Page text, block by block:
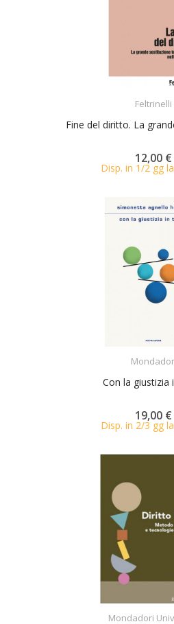
Feltrinelli
Fine del diritto. La
12,00 €
Disp. in 1/2 gg
Con la giustizia
19,00 €
Disp. in 2/3 gg
Mondadori